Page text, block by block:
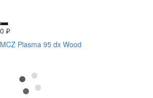
0 ₽
MCZ Plasma 95 dx Wood